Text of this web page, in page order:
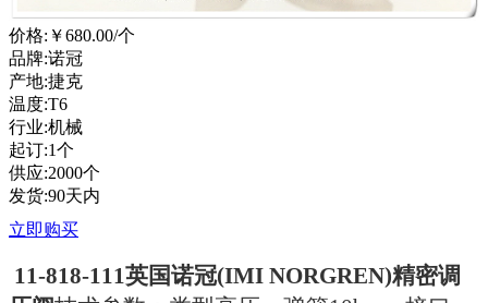
价格: ￥680.00/个
品牌:诺冠
产地:捷克
温度:T6
行业:机械
起订:1个
供应:2000个
发货:90天内
立即购买
11-818-111英国诺冠(IMI NORGREN)精密调